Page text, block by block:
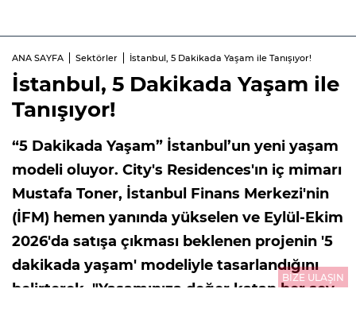
ANA SAYFA Sektörler İstanbul, 5 Dakikada Yaşam ile Tanışıyor!
İstanbul, 5 Dakikada Yaşam ile
Tanışıyor!
“5 Dakikada Yaşam” İstanbul’un yeni yaşam
modeli oluyor. City's Residences'ın iç mimarı
Mustafa Toner, İstanbul Finans Merkezi'nin
(İFM) hemen yanında yükselen ve Eylül-Ekim
2026'da satışa çıkması beklenen projenin '5
dakikada yaşam' modeliyle tasarlandığını
belirterek, "Yaşamınıza değer katan her şey
BİZE ULAŞIN